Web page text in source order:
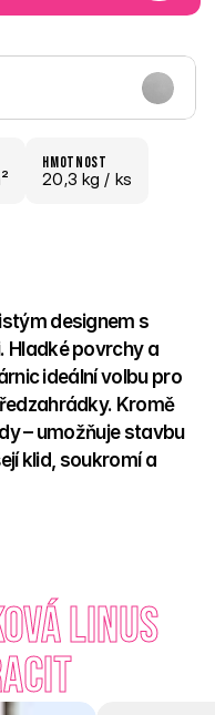
hmotnost
20,3 kg / ks
designem s
Hladké povrchy a
ideální volbu pro
Kromě
– umožňuje stavbu
klid, soukromí a
barvách –
zaujme na první
volbou, pokud chcete
styl a zároveň i pocit
Linus